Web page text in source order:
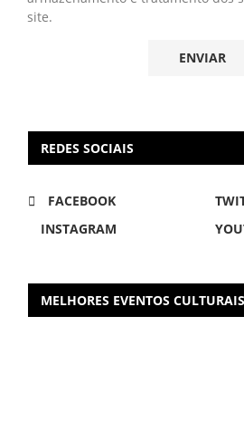
site.
REDES SOCIAIS
FACEBOOK
INSTAGRAM
MELHORES EVENTOS CULTURAIS